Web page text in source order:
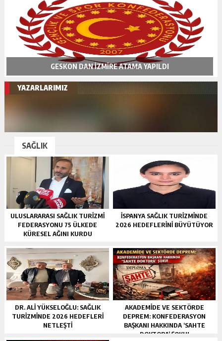
GESKON DAN İZMİRE ATAMA YAPILDI
YAZARLARIMIZ
SAĞLIK
ULUSLARARASI SAĞLIK TURIZMI
FEDERASYONU 75 ÜLKEDE
KÜRESEL AĞINI KURDU
İSPANYA SAĞLIK TURIZMINDE
2026 HEDEFLERINI BÜYÜTÜYOR
DR. ALI YÜKSELOĞLU: SAĞLIK
TURIZMINDE 2026 HEDEFLERI
NETLEŞTI
AKADEMİDE VE SEKTÖRDE
DEPREM: KONFEDERASYON
BAŞKANI HAKKINDA ‘SAHTE
DOKTORA’ ŞOKU!